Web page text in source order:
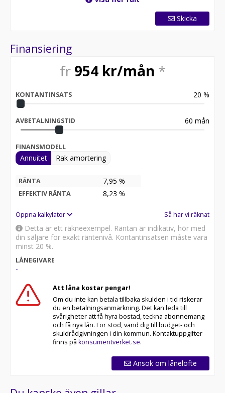
Skicka
Finansiering
fr 954kr/mån *
KONTANTINSATS 20 %
AVBETALNINGSTID 60 mån
FINANSMODELL
Annuitet Rak amortering
RÄNTA 7,95 %
EFFEKTIV RÄNTA 8,23 %
Öppna kalkylator Så har vi räknat
Detta är ett räkneexempel. Räntan är indikativ, hör med
din säljare för exakt räntenivå. Kontantinsatsen måste vara
minst 20 %.
LÅNEGIVARE
-
Att låna kostar pengar!
Om du inte kan betala tillbaka skulden i tid riskerar
du en betalningsanmärkning. Det kan leda till
svårigheter att få hyra bostad, teckna abonnemang
och få nya lån. För stöd, vänd dig till budget- och
skuldrådgivningen i din kommun. Kontaktuppgifter
finns på konsumentverket.se.
Ansök om lånelöfte